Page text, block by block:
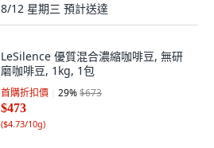
8/12 星期三 預計送達
LeSilence 優質混合濃縮咖啡豆, 無研
磨咖啡豆, 1kg, 1包
首購折扣價 29%$673
$473
($4.73/10g)